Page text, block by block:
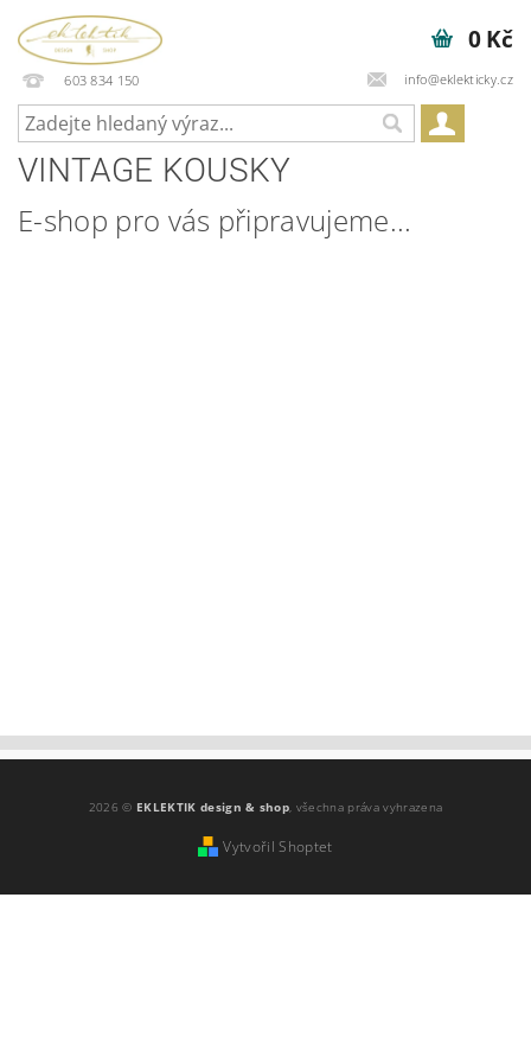
603 834 150 info@eklekticky.cz
0 Kč
VINTAGE KOUSKY
E-shop pro vás připravujeme...
2026 © EKLEKTIK design & shop, všechna práva vyhrazena
Vytvořil Shoptet